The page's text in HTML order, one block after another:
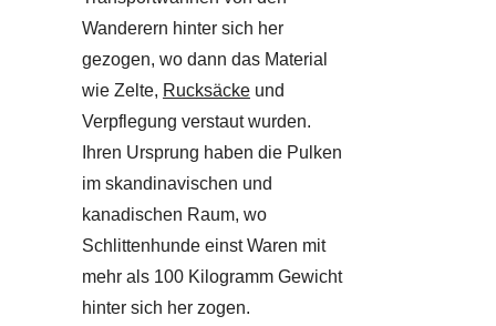
Wanderern hinter sich her
gezogen, wo dann das Material
wie Zelte, Rucksäcke und
Verpflegung verstaut wurden.
Ihren Ursprung haben die Pulken
im skandinavischen und
kanadischen Raum, wo
Schlittenhunde einst Waren mit
mehr als 100 Kilogramm Gewicht
hinter sich her zogen.